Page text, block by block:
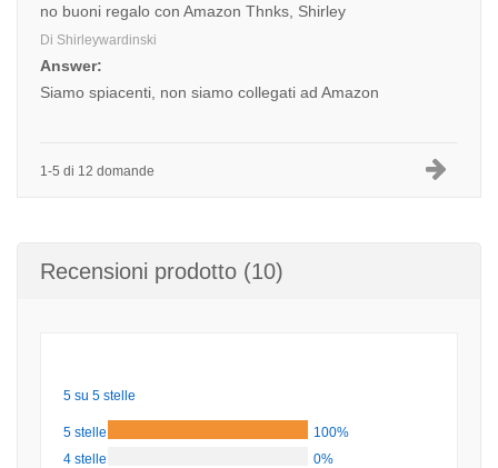
no buoni regalo con Amazon Thnks, Shirley
Di Shirleywardinski
Answer:
Siamo spiacenti, non siamo collegati ad Amazon
1-5 di 12 domande
Recensioni prodotto (10)
5 su 5 stelle
5 stelle
100%
4 stelle
0%